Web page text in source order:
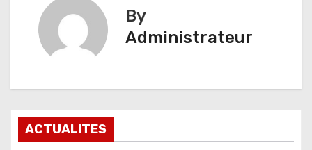
By
Administrateur
ACTUALITES